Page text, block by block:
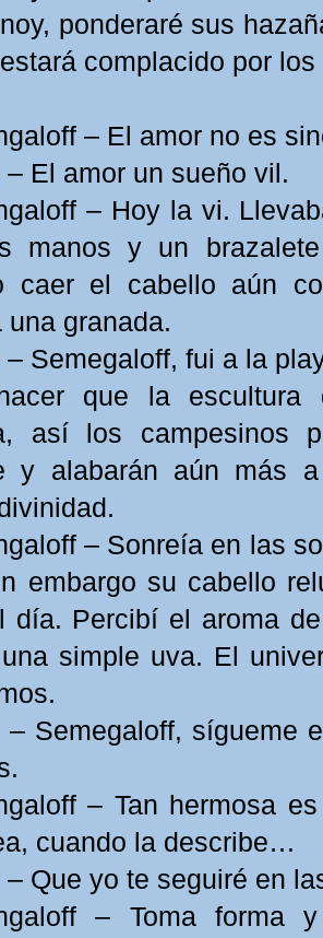
ponderaré sus
complacido por
– El amor no es
– El amor un sueño vil.
– Hoy la vi.
manos y un
caer el cabello aún
una granada.
– Semegaloff, fui a la
que la escultura
así los campesinos
y alabarán aún más
– Sonreía en las
embargo su cabello
día. Percibí el aroma
simple uva. El
– Semegaloff, sígueme
– Tan hermosa
cuando la describe…
– Que yo te seguiré en
– Toma forma